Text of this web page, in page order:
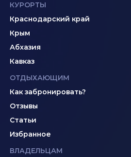
КУРОРТЫ
Краснодарский край
Крым
Абхазия
Кавказ
ОТДЫХАЮЩИМ
Как забронировать?
Отзывы
Статьи
Избранное
ВЛАДЕЛЬЦАМ